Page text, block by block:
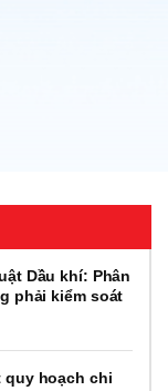
Dầu khí: Phân
phải kiểm soát
quy hoạch chi